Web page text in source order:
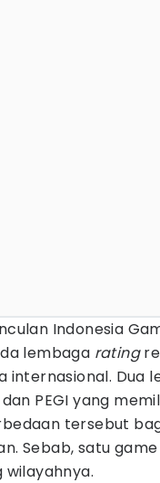
Indonesia
lembaga rating
internasional. Dua
dan PEGI yang
tersebut
Sebab, satu